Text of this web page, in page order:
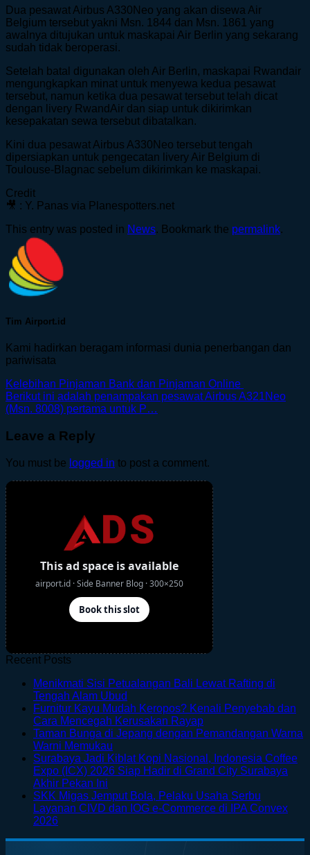
Dua pesawat Airbus A330Neo yang akan disewa Air
Belgium tersebut yakni Msn. 1844 dan Msn. 1861 yang
awalnya ditujukan untuk maskapai Air Berlin yang sekarang
sudah tidak beroperasi.
Setelah batal digunakan oleh Air Berlin, maskapai Rwandair
mengungkapkan minat untuk menyewa kedua pesawat
tersebut, namun ketika dua pesawat tersebut telah dicat
dengan livery RwandAir dan siap untuk dikirimkan
kesepakatan sewa tersebut dibatalkan.
Kini dua pesawat Airbus A330Neo tersebut tengah
dipersiapkan untuk pengecatan livery Air Belgium di
Toulouse-Blagnac sebelum dikirimkan ke maskapai.
Credit
🎥 : Y. Panas via Planespotters.net
This entry was posted in News. Bookmark the permalink.
Tim Airport.id
Kami hadirkan beragam informasi dunia penerbangan dan
pariwisata
Kelebihan Pinjaman Bank dan Pinjaman Online
Berikut ini adalah penampakan pesawat Airbus A321Neo
(Msn. 8008) pertama untuk P…
Leave a Reply
You must be logged in to post a comment.
Recent Posts
Menikmati Sisi Petualangan Bali Lewat Rafting di
Tengah Alam Ubud
Comments
on
Menikmati
Petualangan
Bali
Rafting
di
Ubud
Furnitur Kayu Mudah Keropos? Kenali Penyebab dan
Cara Mencegah Kerusakan RayapNo
Comments
Furnitur
Kayu
Keropos?
Kenali
Cara
Taman Bunga di Jepang dengan Pemandangan Warna
Warni Memukau
Comments
on
Bunga
di
Pemandangan
Surabaya Jadi Kiblat Kopi Nasional, Indonesia Coffee
Expo (ICX) 2026 Siap Hadir di Grand City Surabaya
Akhir Pekan Ini
Comments
on
Kiblat
SKK Migas Jemput Bola, Pelaku Usaha Serbu
Layanan CIVD dan IOG e-Commerce di IPA Convex
2026No
on